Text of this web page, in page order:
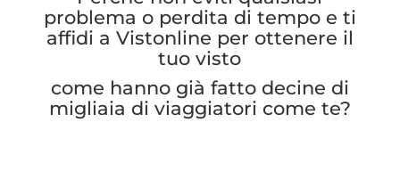
problema o perdita di tempo e ti
affidi a Vistonline per ottenere il
tuo visto
come hanno già fatto decine di
migliaia di viaggiatori come te?